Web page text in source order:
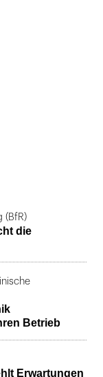
(BfR)
die
Betrieb
Erwartungen